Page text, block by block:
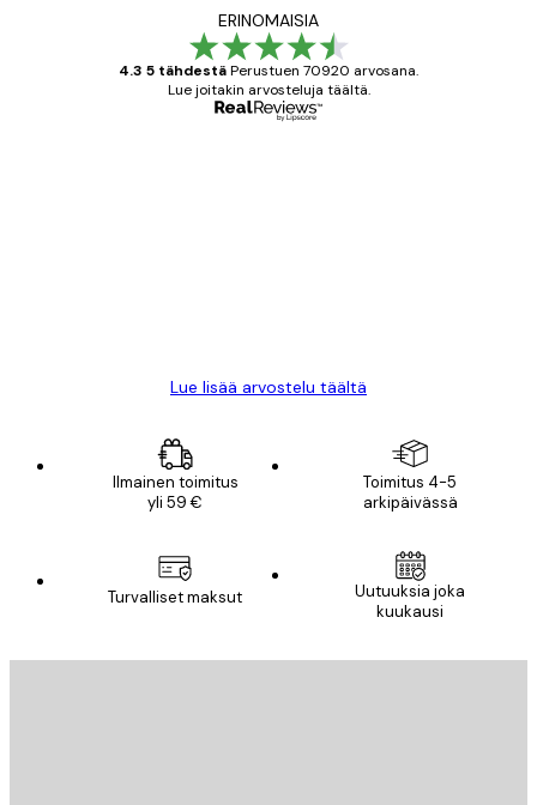
ERINOMAISIA
4.3 5 tähdestäPerustuen 70920 arvosana.
Lue joitakin arvosteluja täältä.
Lue lisää arvostelu täältä
Ilmainen toimitus
yli 59 €
Toimitus 4-5
arkipäivässä
Turvalliset maksut
Uutuuksia joka
kuukausi